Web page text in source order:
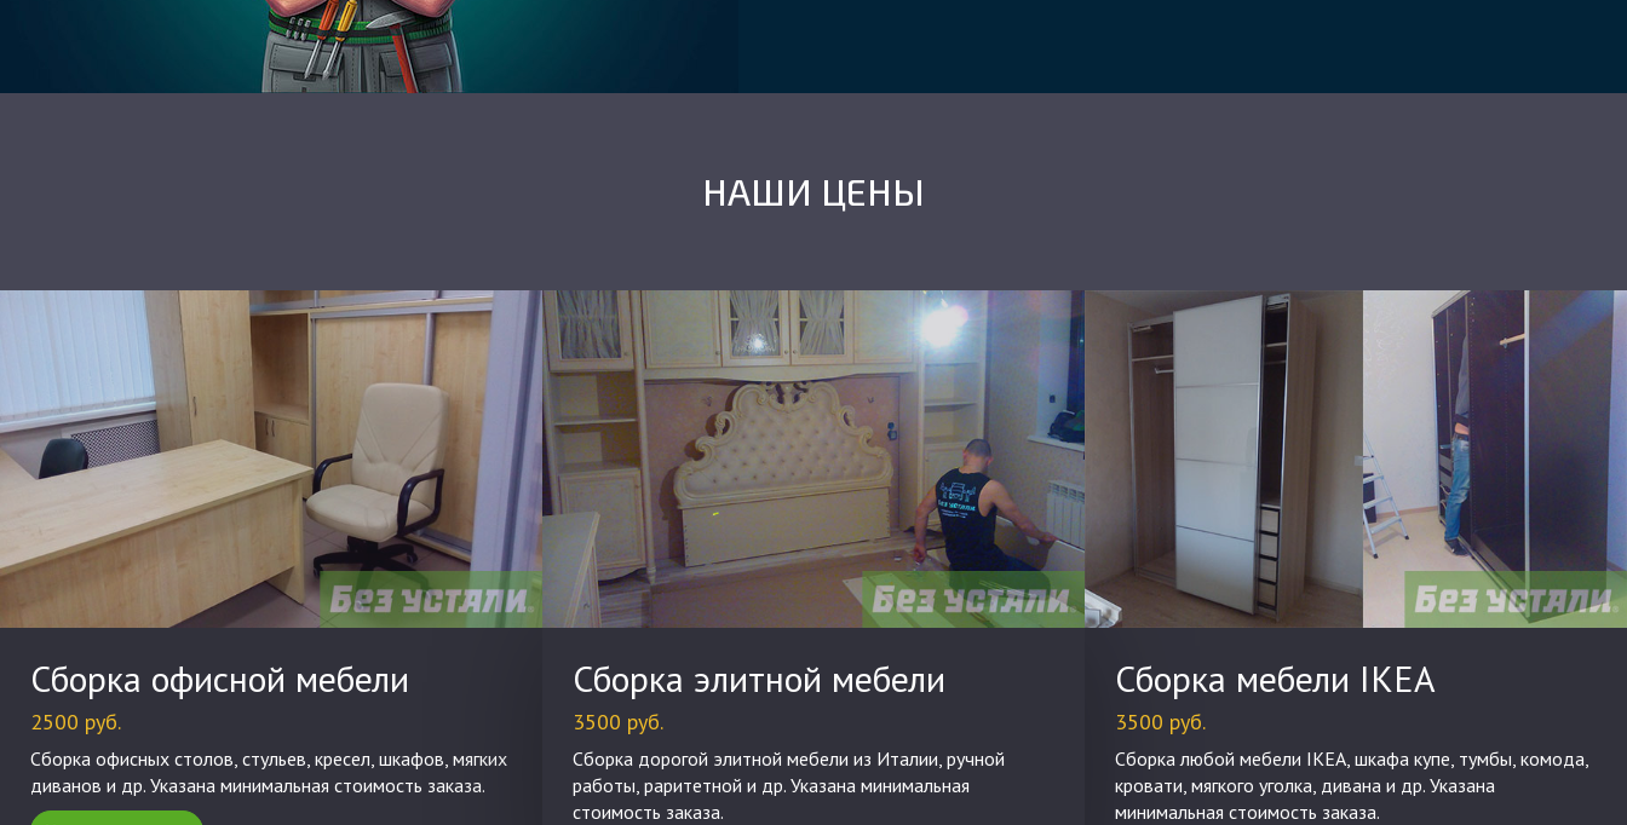
НАШИ ЦЕНЫ
Сборка офисной мебели
2500 руб.
Сборка офисных столов, стульев, кресел, шкафов, мягких
диванов и др. Указана минимальная стоимость заказа.
Сборка элитной мебели
3500 руб.
Сборка дорогой элитной мебели из Италии, ручной
работы, раритетной и др. Указана минимальная
стоимость заказа.
Сборка мебели IKEA
3500 руб.
Сборка любой мебели IKEA, шкафа купе, тумбы, комода,
кровати, мягкого уголка, дивана и др. Указана
минимальная стоимость заказа.